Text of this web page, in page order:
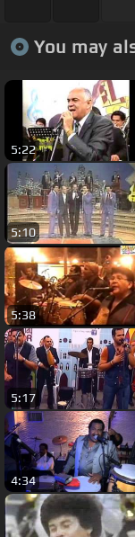
You may
5:22
5:10
5:38
5:17
4:34